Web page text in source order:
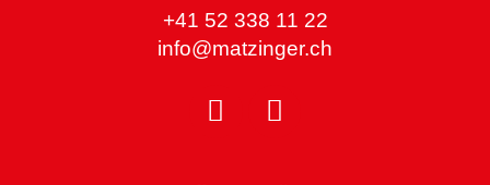
+41 52 338 11 22
info@matzinger.ch